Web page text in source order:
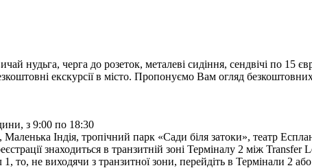
нудьга, черга до розеток, металеві сидіння, сендвічі по
екскурсії в місто. Пропонуємо Вам огляд
з 9:00 по 18:30
Маленька Індія, тропічний парк «Сади біля затоки», театр
знаходиться в транзитній зоні Терміналу 2 між
не виходячи з транзитної зони, перейдіть в Термінали 2 або